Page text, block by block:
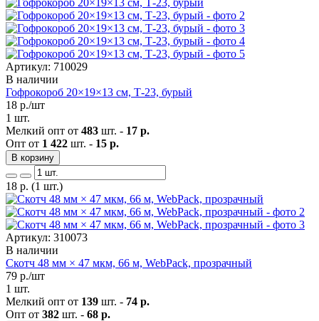
Артикул: 710029
В наличии
Гофрокороб 20×19×13 см, Т-23, бурый
18 р./шт
1 шт.
Мелкий опт от 483 шт. - 17 р.
Опт от 1 422 шт. - 15 р.
В корзину
18 р. (1 шт.)
Артикул: 310073
В наличии
Скотч 48 мм × 47 мкм, 66 м, WebPack, прозрачный
79 р./шт
1 шт.
Мелкий опт от 139 шт. - 74 р.
Опт от 382 шт. - 68 р.